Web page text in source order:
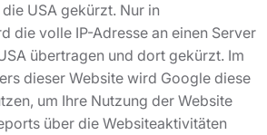
USA gekürzt. Nur in
die volle IP-Adresse an einen Server
übertragen und dort gekürzt. Im
dieser Website wird Google diese
um Ihre Nutzung der Website
über die Websiteaktivitäten